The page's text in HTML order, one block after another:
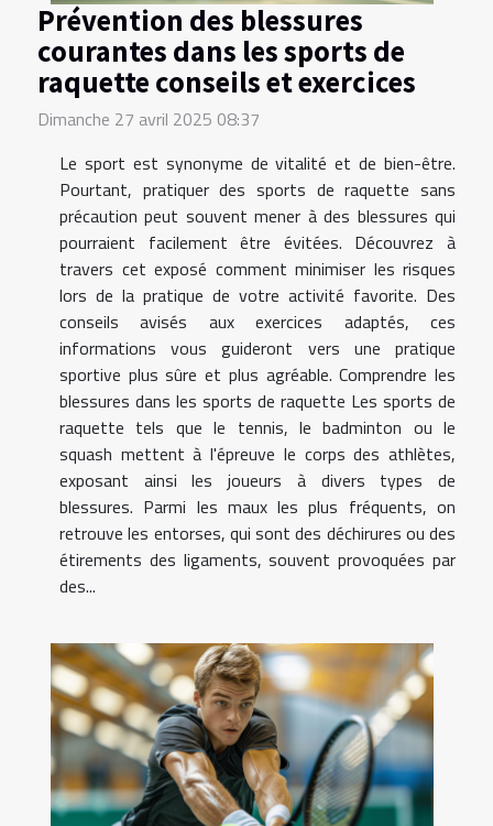
Prévention des blessures
courantes dans les sports de
raquette conseils et exercices
Dimanche 27 avril 2025 08:37
Le sport est synonyme de vitalité et de bien-être.
Pourtant, pratiquer des sports de raquette sans
précaution peut souvent mener à des blessures qui
pourraient facilement être évitées. Découvrez à
travers cet exposé comment minimiser les risques
lors de la pratique de votre activité favorite. Des
conseils avisés aux exercices adaptés, ces
informations vous guideront vers une pratique
sportive plus sûre et plus agréable. Comprendre les
blessures dans les sports de raquette Les sports de
raquette tels que le tennis, le badminton ou le
squash mettent à l'épreuve le corps des athlètes,
exposant ainsi les joueurs à divers types de
blessures. Parmi les maux les plus fréquents, on
retrouve les entorses, qui sont des déchirures ou des
étirements des ligaments, souvent provoquées par
des...